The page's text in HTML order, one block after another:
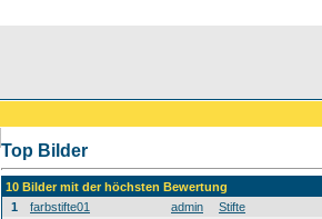
Top Bilder
10 Bilder mit der höchsten Bewertung
1
farbstifte01 admin Stifte